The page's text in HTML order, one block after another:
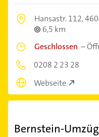
Hansastr. 112,
6,5 km
Geschlossen –
0208 2 23 28
Webseite
Bernstein-